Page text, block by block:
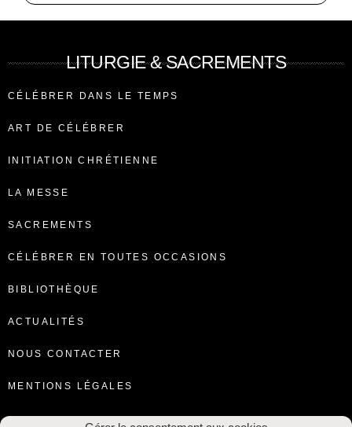
LITURGIE & SACREMENTS
CÉLÉBRER DANS LE TEMPS
ART DE CÉLÉBRER
INITIATION CHRÉTIENNE
LA MESSE
SACREMENTS
CÉLÉBRER EN TOUTES OCCASIONS
BIBLIOTHÈQUE
ACTUALITÉS
NOUS CONTACTER
MENTIONS LÉGALES